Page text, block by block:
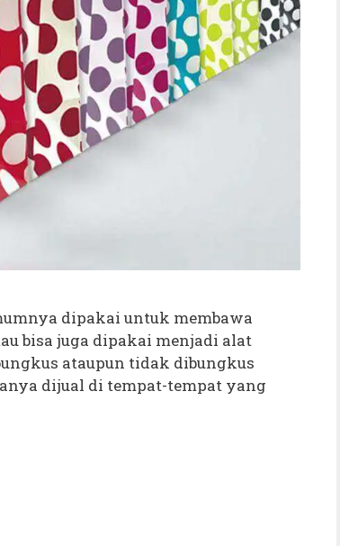
dipakai untuk membawa
bisa juga dipakai menjadi alat
ataupun tidak dibungkus
dijual di tempat-tempat yang